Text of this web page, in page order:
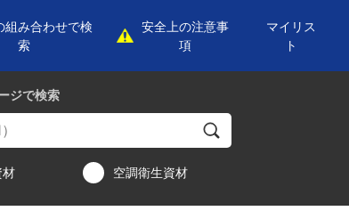
組み合わせで検
索
安全上の注意事
項
マイリス
ト
ジで検索
材 空調衛生資材